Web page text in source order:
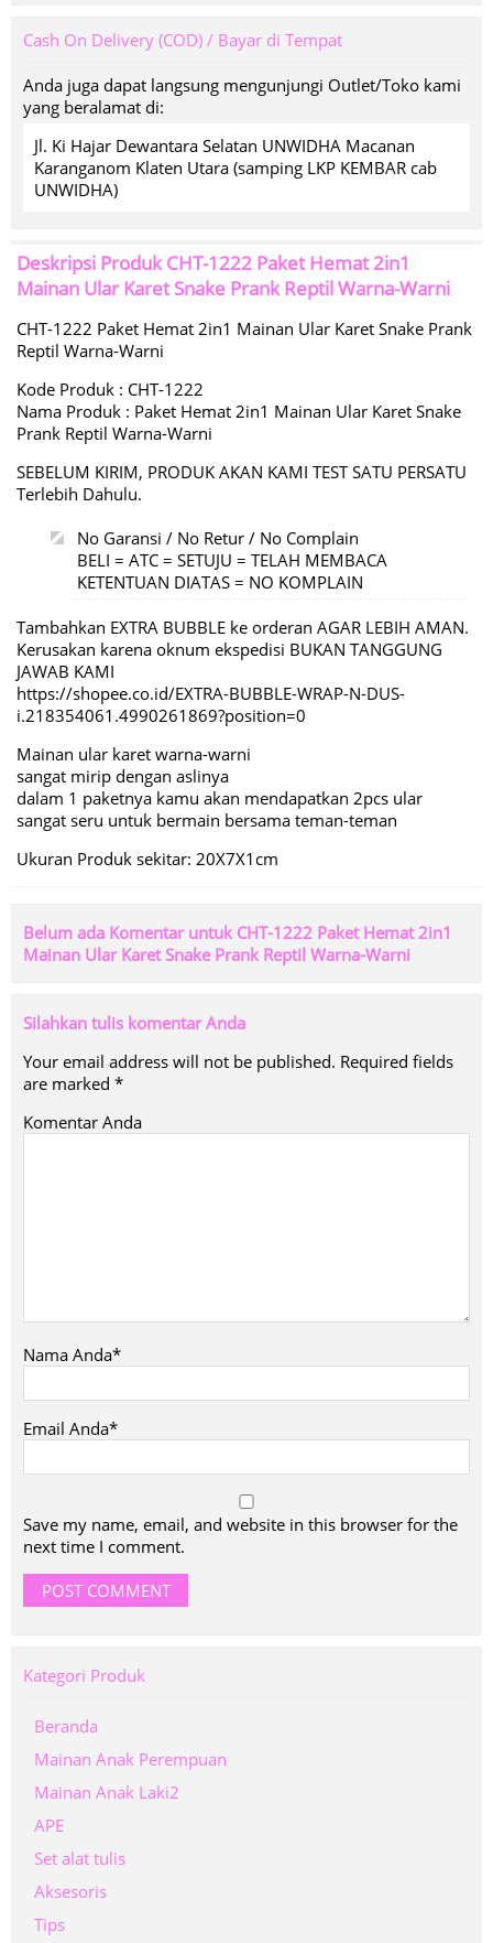
Cash On Delivery (COD) / Bayar di Tempat
Anda juga dapat langsung mengunjungi Outlet/Toko kami
yang beralamat di:
Jl. Ki Hajar Dewantara Selatan UNWIDHA Macanan
Karanganom Klaten Utara (samping LKP KEMBAR cab
UNWIDHA)
Deskripsi ProdukCHT-1222 Paket Hemat 2in1
Mainan Ular Karet Snake Prank Reptil Warna-Warni
CHT-1222 Paket Hemat 2in1 Mainan Ular Karet Snake Prank
Reptil Warna-Warni
Kode Produk : CHT-1222
Nama Produk : Paket Hemat 2in1 Mainan Ular Karet Snake
Prank Reptil Warna-Warni
SEBELUM KIRIM, PRODUK AKAN KAMI TEST SATU PERSATU
Terlebih Dahulu.
No Garansi / No Retur / No Complain
BELI = ATC = SETUJU = TELAH MEMBACA
KETENTUAN DIATAS = NO KOMPLAIN
Tambahkan EXTRA BUBBLE ke orderan AGAR LEBIH AMAN.
Kerusakan karena oknum ekspedisi BUKAN TANGGUNG
JAWAB KAMI
https://shopee.co.id/EXTRA-BUBBLE-WRAP-N-DUS-
i.218354061.4990261869?position=0
Mainan ular karet warna-warni
sangat mirip dengan aslinya
dalam 1 paketnya kamu akan mendapatkan 2pcs ular
sangat seru untuk bermain bersama teman-teman
Ukuran Produk sekitar: 20X7X1cm
Belum ada Komentar untuk CHT-1222 Paket Hemat 2in1
Mainan Ular Karet Snake Prank Reptil Warna-Warni
Silahkan tulis komentar Anda
Your email address will not be published. Required fields
are marked *
Komentar Anda
Nama Anda*
Email Anda*
Save my name, email, and website in this browser for the
next time I comment.
Kategori Produk
Beranda
Mainan Anak Perempuan
Mainan Anak Laki2
APE
Set alat tulis
Aksesoris
Tips